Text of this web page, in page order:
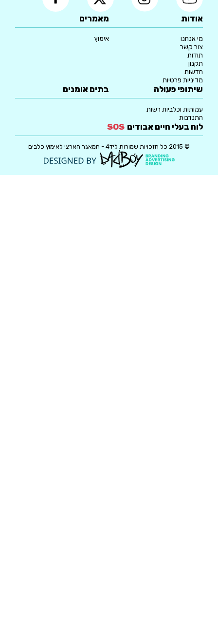
אודות
מי אנחנו
צור קשר
תודות
תקנון
חדשות
מדיניות פרטיות
מאמרים
אימוץ
שיתופי פעולה
עמותות וכלביות רשות
התנדבות
בתים אומנים
לוח בעלי חיים אבודים SOS
© 2015 כל הזכויות שמורות ליד4 - המאגר הארצי לאימוץ כלבים